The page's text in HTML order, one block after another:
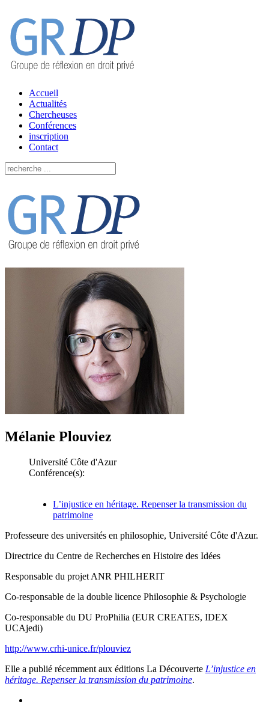
Accueil
Actualités
Chercheuses
Conférences
inscription
Contact
Mélanie Plouviez
Université Côte d'Azur
Conférence(s):
L’injustice en héritage. Repenser la transmission du
patrimoine
Professeure des universités en philosophie, Université Côte d'Azur.
Directrice du Centre de Recherches en Histoire des Idées
Responsable du projet ANR PHILHERIT
Co-responsable de la double licence Philosophie & Psychologie
Co-responsable du DU ProPhilia (EUR CREATES, IDEX
UCAjedi)
http://www.crhi-unice.fr/plouviez
Elle a publié récemment aux éditions La Découverte L’injustice en
héritage. Repenser la transmission du patrimoine.